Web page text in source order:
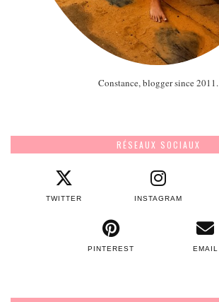
Constance, blogger since 2011.
RÉSEAUX SOCIAUX
TWITTER INSTAGRAM
PINTEREST EMAIL